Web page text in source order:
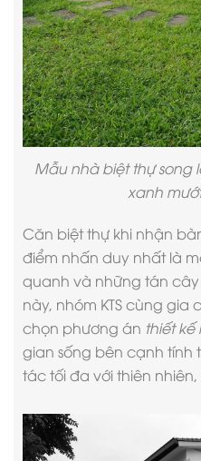
Mẫu nhà biệt thự song
xanh
Căn biệt thự khi nhận
điểm nhấn duy nhất là
quanh và những tán cây
này, nhóm KTS cùng
chọn phương án thiết kế
gian sống bên cạnh tính
tác tối đa với thiên